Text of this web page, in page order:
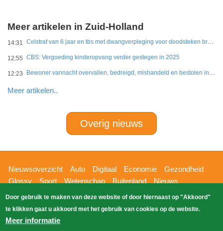
Meer artikelen in Zuid-Holland
14:31 Celstraf van 6 jaar en tbs met dwangverpleging voor doodsteken broer in Gouda
12:55 CBS: Vergoeding kinderopvang verder gestegen in 2025
12:23 Bewoner vannacht overvallen, bedreigd, mishandeld en bestolen in Leidschendam
Meer artikelen..
Overig nieuws
Hoofdnavigatie
Nieuwsoverzicht Auto Digitaal Economie
Gezondheid
Glossy
Sport Wetenschap Buitenland
Nieuws
Bizzpress
Blik op 112 Provincies
Weekoverzicht
Zoeken
Copyright Blik Op Nieuws 2026gehost
Door gebruik te maken van deze website of door hiernaast op "Akkoord"
te klikken gaat u akkoord met het gebruik van cookies op de website.
Meer informatie